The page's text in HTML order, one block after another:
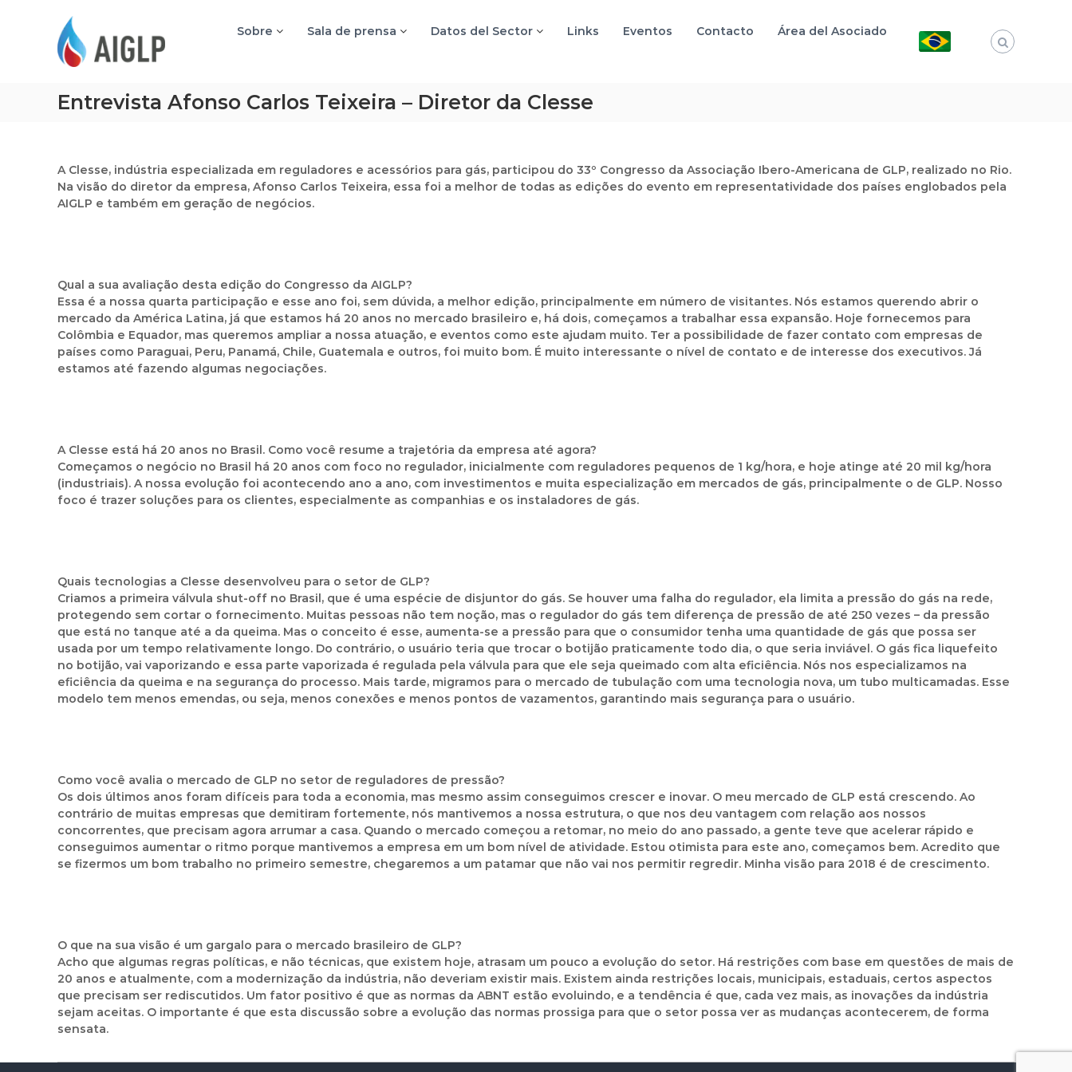
Sobre Sala de prensa Datos del Sector Links Eventos Contacto Área del Asociado
Entrevista Afonso Carlos Teixeira – Diretor da Clesse
A Clesse, indústria especializada em reguladores e acessórios para gás, participou do 33º Congresso da Associação Ibero-Americana de GLP, realizado no Rio.
Na visão do diretor da empresa, Afonso Carlos Teixeira, essa foi a melhor de todas as edições do evento em representatividade dos países englobados pela
AIGLP e também em geração de negócios.
Qual a sua avaliação desta edição do Congresso da AIGLP?
Essa é a nossa quarta participação e esse ano foi, sem dúvida, a melhor edição, principalmente em número de visitantes. Nós estamos querendo abrir o
mercado da América Latina, já que estamos há 20 anos no mercado brasileiro e, há dois, começamos a trabalhar essa expansão. Hoje fornecemos para
Colômbia e Equador, mas queremos ampliar a nossa atuação, e eventos como este ajudam muito. Ter a possibilidade de fazer contato com empresas de
países como Paraguai, Peru, Panamá, Chile, Guatemala e outros, foi muito bom. É muito interessante o nível de contato e de interesse dos executivos. Já
estamos até fazendo algumas negociações.
A Clesse está há 20 anos no Brasil. Como você resume a trajetória da empresa até agora?
Começamos o negócio no Brasil há 20 anos com foco no regulador, inicialmente com reguladores pequenos de 1 kg/hora, e hoje atinge até 20 mil kg/hora
(industriais). A nossa evolução foi acontecendo ano a ano, com investimentos e muita especialização em mercados de gás, principalmente o de GLP. Nosso
foco é trazer soluções para os clientes, especialmente as companhias e os instaladores de gás.
Quais tecnologias a Clesse desenvolveu para o setor de GLP?
Criamos a primeira válvula shut-off no Brasil, que é uma espécie de disjuntor do gás. Se houver uma falha do regulador, ela limita a pressão do gás na rede,
protegendo sem cortar o fornecimento. Muitas pessoas não tem noção, mas o regulador do gás tem diferença de pressão de até 250 vezes – da pressão
que está no tanque até a da queima. Mas o conceito é esse, aumenta-se a pressão para que o consumidor tenha uma quantidade de gás que possa ser
usada por um tempo relativamente longo. Do contrário, o usuário teria que trocar o botijão praticamente todo dia, o que seria inviável. O gás fica liquefeito
no botijão, vai vaporizando e essa parte vaporizada é regulada pela válvula para que ele seja queimado com alta eficiência. Nós nos especializamos na
eficiência da queima e na segurança do processo. Mais tarde, migramos para o mercado de tubulação com uma tecnologia nova, um tubo multicamadas. Esse
modelo tem menos emendas, ou seja, menos conexões e menos pontos de vazamentos, garantindo mais segurança para o usuário.
Como você avalia o mercado de GLP no setor de reguladores de pressão?
Os dois últimos anos foram difíceis para toda a economia, mas mesmo assim conseguimos crescer e inovar. O meu mercado de GLP está crescendo. Ao
contrário de muitas empresas que demitiram fortemente, nós mantivemos a nossa estrutura, o que nos deu vantagem com relação aos nossos
concorrentes, que precisam agora arrumar a casa. Quando o mercado começou a retomar, no meio do ano passado, a gente teve que acelerar rápido e
conseguimos aumentar o ritmo porque mantivemos a empresa em um bom nível de atividade. Estou otimista para este ano, começamos bem. Acredito que
se fizermos um bom trabalho no primeiro semestre, chegaremos a um patamar que não vai nos permitir regredir. Minha visão para 2018 é de crescimento.
O que na sua visão é um gargalo para o mercado brasileiro de GLP?
Acho que algumas regras políticas, e não técnicas, que existem hoje, atrasam um pouco a evolução do setor. Há restrições com base em questões de mais de
20 anos e atualmente, com a modernização da indústria, não deveriam existir mais. Existem ainda restrições locais, municipais, estaduais, certos aspectos
que precisam ser rediscutidos. Um fator positivo é que as normas da ABNT estão evoluindo, e a tendência é que, cada vez mais, as inovações da indústria
sejam aceitas. O importante é que esta discussão sobre a evolução das normas prossiga para que o setor possa ver as mudanças acontecerem, de forma
sensata.